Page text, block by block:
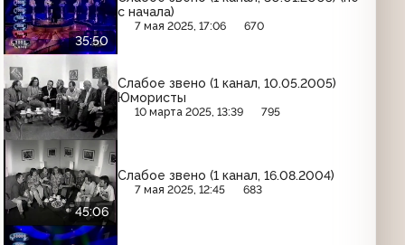
35:50
с начала)
7 мая 2025, 17:06 670
Слабое звено (1 канал, 10.05.2005)
Юмористы
10 марта 2025, 13:39 795
45:06
Слабое звено (1 канал, 16.08.2004)
7 мая 2025, 12:45 683